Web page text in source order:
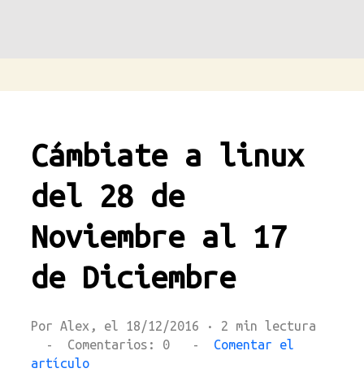
Cámbiate a linux
del 28 de
Noviembre al 17
de Diciembre
Por Alex, el 18/12/2016 · 2 min lectura
- Comentarios: 0 - Comentar el
artículo